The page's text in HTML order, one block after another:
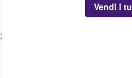
Vendi i
;